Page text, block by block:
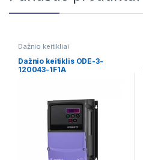
Dažnio keitikliai
Dažnio keitiklis ODE-3-
120043-1F1A